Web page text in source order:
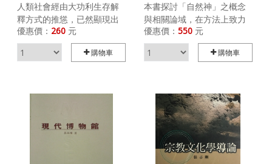
人類社會經由大功利生存解
釋方式的推慫，已然顯現出
了同質化、同型化、公共化
的大趨勢。尋由這一社會的
物理性邏輯不難發現，導使
共性嚮往。人性構成中，動
性、公共性、自然性是漸次
顯現的，公共性之前的人性
優惠價： 260 元
購物車
本書探討「自然神」之概念
與相關論域，在方法上致力
於說異求同，洞穿物理本然
的不二之道，且著重將此一
「道」在世界內部化和還原
我們的文化與義理，並且透
顯出：我們為之堅守和習慣
的那些意識形態及文化體系
可能有反省的必要。從本書
之中，可目睹人類智慧的高
妙、精微與駁雜，也可理解
優惠價： 550元
購物車